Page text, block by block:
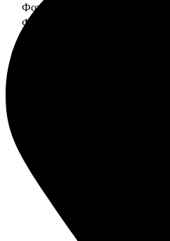
ФотоКнига "Слим" 20x30
ФотоКнига "Слим" 25x25